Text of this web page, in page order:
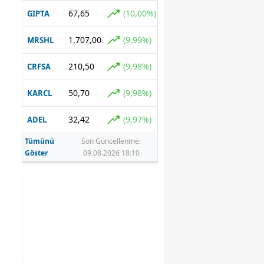
açıklandı
GIPTA 67,65 (10,00%)
MRSHL 1.707,00 (9,99%)
CRFSA 210,50 (9,98%)
KARCL 50,70 (9,98%)
ADEL 32,42 (9,97%)
Tümünü
Göster
Son Güncellenme:
09.08.2026 18:10